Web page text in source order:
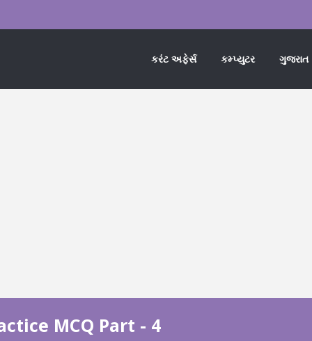
કરંટ અફેર્સ કમ્પ્યુટર ગુજરાત
MCQ Part - 4